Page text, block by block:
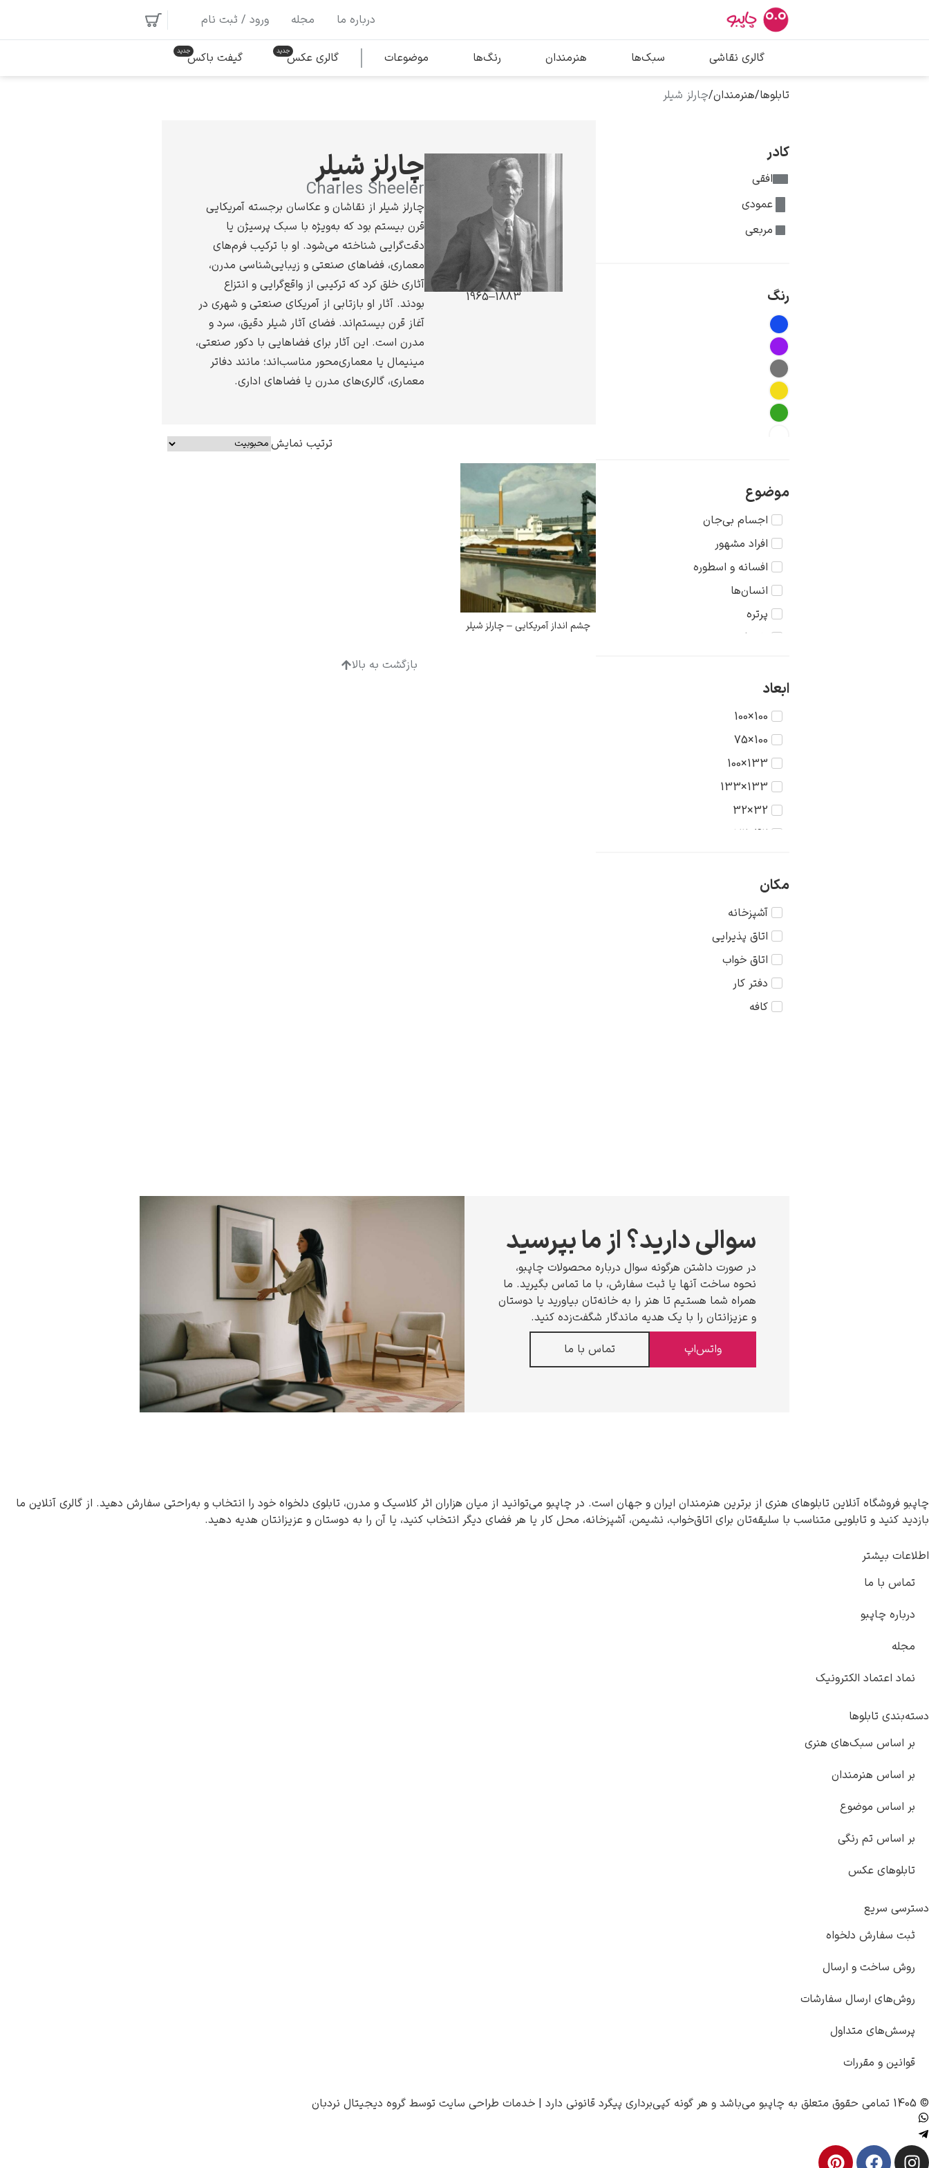
بیشترین جستجوها
پیکاسو
تابلو بوسه
محبوب‌ترین هنرمندان
ونسان ون گوگ
کامی پیسارو
ادوارد هاپر
درباره ما مجله ورود / ثبت نام
گالری نقاشی سبک‌ها هنرمندان رنگ‌ها موضوعات گالری عکس گیفت باکس
تابلوها/هنرمندان/چارلز شیلر
کادر
افقی
عمودی
مربعی
رنگ
موضوع
اجسام بی‌جان
افراد مشهور
افسانه و اسطوره
انسان‌ها
پرتره
تاریخ
حیوانات
دریا
دورنما
دوشیزگان
رنگ‌ها
روستا
سکون
عشق
غرب وحشی
کودک
مذهبی
منظره
ابعاد
100×100
100×75
133×100
133×133
32×32
42×32
56×42
56×56
75×56
75×75
مکان
آشپزخانه
اتاق پذیرایی
اتاق خواب
دفتر کار
کافه
1883–1965
چارلز شیلر
Charles Sheeler
چارلز شیلر از نقاشان و عکاسان برجسته آمریکایی
قرن بیستم بود که به‌ویژه با سبک پرسیژن یا
دقت‌گرایی شناخته می‌شود. او با ترکیب فرم‌های
معماری، فضاهای صنعتی و زیبایی‌شناسی مدرن،
آثاری خلق کرد که ترکیبی از واقع‌گرایی و انتزاع
بودند. آثار او بازتابی از آمریکاى صنعتی و شهرى در
آغاز قرن بیستم‌اند. فضای آثار شیلر دقیق، سرد و
مدرن است. این آثار برای فضاهایی با دکور صنعتی،
مینیمال یا معماری‌محور مناسب‌اند؛ مانند دفاتر
معماری، گالری‌های مدرن یا فضاهای اداری.
ترتیب نمایش
چشم انداز آمریکایی – چارلز شیلر
بازگشت به بالا
سوالی دارید؟ از ما بپرسید
در صورت داشتن هرگونه سوال درباره محصولات چاپبو،
نحوه ساخت آنها یا ثبت سفارش، با ما تماس بگیرید. ما
همراه شما هستیم تا هنر را به خانه‌تان بیاورید یا دوستان
و عزیزانتان را با یک هدیه ماندگار شگفت‌زده کنید.
واتس‌اپ
تماس با ما
چاپبو فروشگاه آنلاین تابلوهای هنری از برترین هنرمندان ایران و جهان است. در چاپبو می‌توانید از میان هزاران اثر کلاسیک و مدرن، تابلوی دلخواه خود را انتخاب و به‌راحتی سفارش دهید. از گالری آنلاین ما
بازدید کنید و تابلویی متناسب با سلیقه‌تان برای اتاق‌خواب، نشیمن، آشپزخانه، محل کار یا هر فضای دیگر انتخاب کنید، یا آن را به دوستان و عزیزانتان هدیه دهید.
اطلاعات بیشتر
تماس با ما
درباره چاپبو
مجله
نماد اعتماد الکترونیک
دسته‌بندی تابلوها
بر اساس سبک‌های هنری
بر اساس هنرمندان
بر اساس موضوع
بر اساس تم رنگی
تابلوهای عکس
دسترسی سریع
ثبت سفارش دلخواه
روش ساخت و ارسال
روش‌های ارسال سفارشات
پرسش‌های متداول
قوانین و مقررات
© 1405 تمامی حقوق متعلق به چاپبو می‌باشد و هر گونه کپی‌برداری پیگرد قانونی دارد | خدمات طراحی سایت توسط گروه دیجیتال نردبان